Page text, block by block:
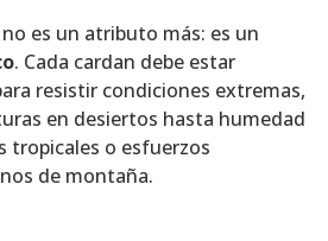
no es un atributo más: es un
. Cada cardan debe estar
resistir condiciones extremas,
en desiertos hasta humedad
tropicales o esfuerzos
de montaña.